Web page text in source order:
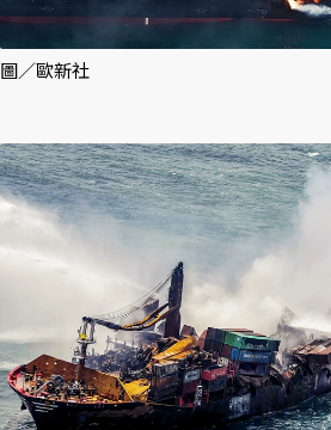
圖／歐新社